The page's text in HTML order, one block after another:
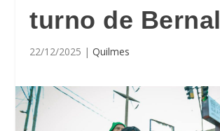
turno de Bernal
22/12/2025 |Quilmes